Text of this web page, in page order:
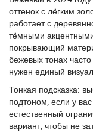
оттенок с лёгким
работает с
тёмными
покрывающий
бежевых тонах часто
нужен единый
Тонкая подсказка:
подтоном, если у
естественный
вариант, чтобы не